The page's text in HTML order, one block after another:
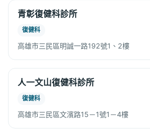
青彰復健科診所
復健科
高雄市三民區明誠一路192號1、2樓
人一文山復健科診所
復健科
高雄市三民區文濱路15－1號1－4樓